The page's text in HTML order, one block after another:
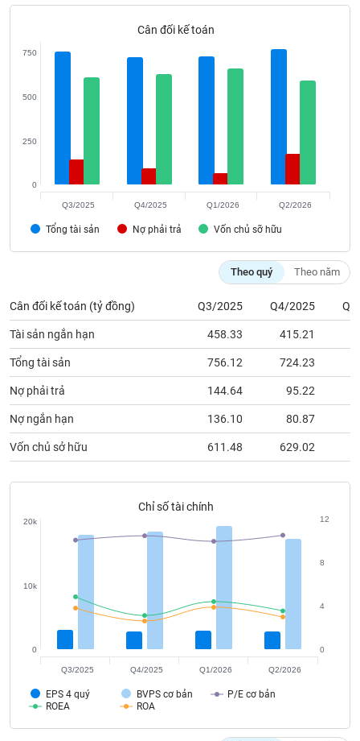
Cân đối kế toán
Tổng tài sản Nợ phải trả Vốn chủ sỡ hữu
0
250
500
750
Q3/2025 Q4/2025 Q1/2026 Q2/2026
Theo quý Theo năm
Cân đối kế toán (tỷ đồng) Q3/2025 Q4/2025
Tài sản ngắn hạn 458.33 415.21
Tổng tài sản 756.12 724.23
Nợ phải trả 144.64 95.22
Nợ ngắn hạn 136.10 80.87
Vốn chủ sở hữu 611.48 629.02
Chỉ số tài chính
EPS 4 quý BVPS cơ bản
P/E cơ bản
ROEA
ROA
0
10k
20k
0
4
8
12
Q3/2025 Q4/2025 Q1/2026 Q2/2026
Dịch
Sách
cụ
đầu
tư
Truyền
thông
tài
chính
chính